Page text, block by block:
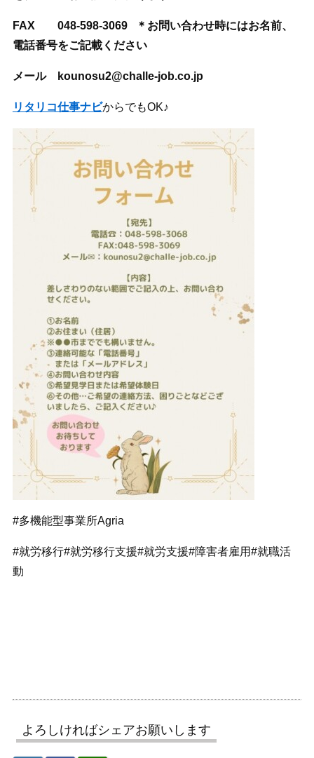
FAX048-598-3069 ＊お問い合わせ時にはお名前、
電話番号をご記載ください
メール kounosu2@challe-job.co.jp
リタリコ仕事ナビからでもOK♪
#多機能型事業所Agria
#就労移行#就労移行支援#就労支援#障害者雇用#就職活
動
よろしければシェアお願いします